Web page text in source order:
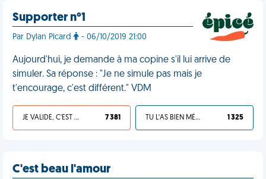
Supporter n°1
Par Dylan Picard - 06/10/2019 21:00
Aujourd'hui, je demande à ma copine s'il lui arrive de
simuler. Sa réponse : "Je ne simule pas mais je
t'encourage, c'est différent." VDM
JE VALIDE, C'EST UNE VDM 7 381 TU L'AS BIEN MÉRITÉ 1 325
C'est beau l'amour